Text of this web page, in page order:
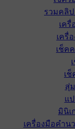
รวมคลิป
เครื่
เครื่
เช็ค
เ
สุ่
แ
มินิเ
เครื่องมือคำ